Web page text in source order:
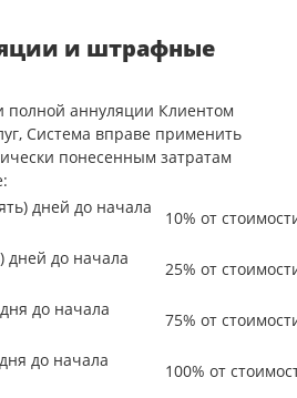
и штрафные
полной аннуляции Клиентом
Система вправе применить
понесенным затратам
дней до начала
10% от
дней до начала
25% от
до начала
75% от
до начала
100% от